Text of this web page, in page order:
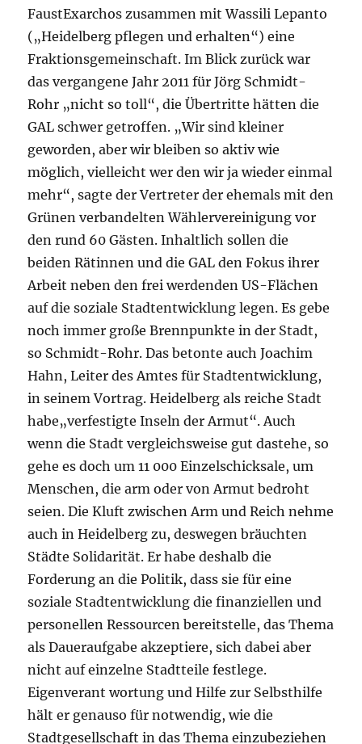
FaustExarchos zusammen mit Wassili Lepanto
(„Heidelberg pflegen und erhalten“) eine
Fraktionsgemeinschaft. Im Blick zurück war
das vergangene Jahr 2011 für Jörg Schmidt-
Rohr „nicht so toll“, die Übertritte hätten die
GAL schwer getroffen. „Wir sind kleiner
geworden, aber wir bleiben so aktiv wie
möglich, vielleicht wer den wir ja wieder einmal
mehr“, sagte der Vertreter der ehemals mit den
Grünen verbandelten Wählervereinigung vor
den rund 60 Gästen. Inhaltlich sollen die
beiden Rätinnen und die GAL den Fokus ihrer
Arbeit neben den frei werdenden US-Flächen
auf die soziale Stadtentwicklung legen. Es gebe
noch immer große Brennpunkte in der Stadt,
so Schmidt-Rohr. Das betonte auch Joachim
Hahn, Leiter des Amtes für Stadtentwicklung,
in seinem Vortrag. Heidelberg als reiche Stadt
habe„verfestigte Inseln der Armut“. Auch
wenn die Stadt vergleichsweise gut dastehe, so
gehe es doch um 11 000 Einzelschicksale, um
Menschen, die arm oder von Armut bedroht
seien. Die Kluft zwischen Arm und Reich nehme
auch in Heidelberg zu, deswegen bräuchten
Städte Solidarität. Er habe deshalb die
Forderung an die Politik, dass sie für eine
soziale Stadtentwicklung die finanziellen und
personellen Ressourcen bereitstelle, das Thema
als Daueraufgabe akzeptiere, sich dabei aber
nicht auf einzelne Stadtteile festlege.
Eigenverant wortung und Hilfe zur Selbsthilfe
hält er genauso für notwendig, wie die
Stadtgesellschaft in das Thema einzubeziehen